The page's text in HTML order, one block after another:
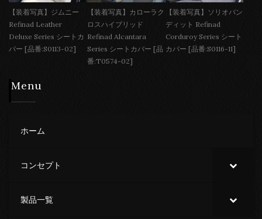
【装着写真】ジムニー
Refinad Leather
Deluxe Series シートカ
バー [品番:S0113-02]
【装着写真】カローラク
ロスハイブリッド
Refinad Alcantara
Series シートカバー [品
番:T0574-02]
【装着写真】ソリオバン
ディット Refinad
Corduroy Series シート
カバー [品番:S0116-11]
Menu
ホーム
コンセプト
製品一覧